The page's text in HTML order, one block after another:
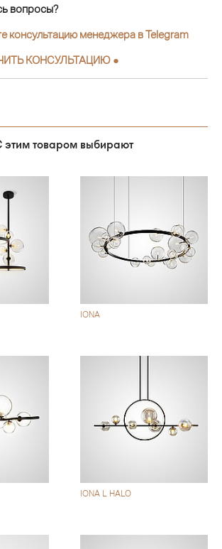
вопросы?
консультацию менеджера в Telegram
КОНСУЛЬТАЦИЮ ●
этим товаром выбирают
IONA
IONA L HALO